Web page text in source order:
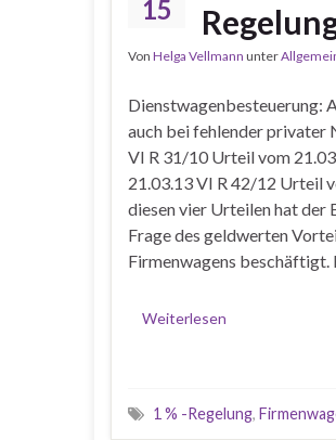
15
Von Helga Vellmann unter
Dienstwagenbesteuerung:
auch bei fehlender privater
VI R 31/10 Urteil vom
21.03.13 VI R 42/12 Urteil
diesen vier Urteilen hat der
Frage des geldwerten
Firmenwagens beschäftigt.
Weiterlesen
1 % -Regelung,